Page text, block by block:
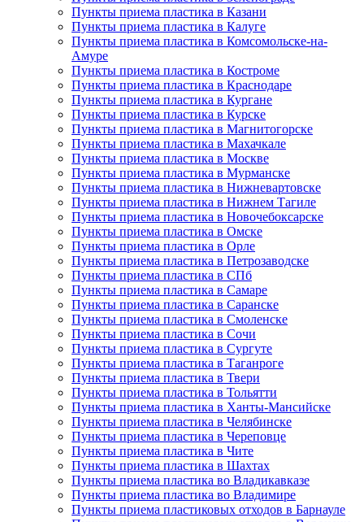
Пункты приема пластика в Казани
Пункты приема пластика в Калуге
Пункты приема пластика в Комсомольске-на-
Амуре
Пункты приема пластика в Костроме
Пункты приема пластика в Краснодаре
Пункты приема пластика в Кургане
Пункты приема пластика в Курске
Пункты приема пластика в Магнитогорске
Пункты приема пластика в Махачкале
Пункты приема пластика в Москве
Пункты приема пластика в Мурманске
Пункты приема пластика в Нижневартовске
Пункты приема пластика в Нижнем Тагиле
Пункты приема пластика в Новочебоксарске
Пункты приема пластика в Омске
Пункты приема пластика в Орле
Пункты приема пластика в Петрозаводске
Пункты приема пластика в СПб
Пункты приема пластика в Самаре
Пункты приема пластика в Саранске
Пункты приема пластика в Смоленске
Пункты приема пластика в Сочи
Пункты приема пластика в Сургуте
Пункты приема пластика в Таганроге
Пункты приема пластика в Твери
Пункты приема пластика в Тольятти
Пункты приема пластика в Ханты-Мансийске
Пункты приема пластика в Челябинске
Пункты приема пластика в Череповце
Пункты приема пластика в Чите
Пункты приема пластика в Шахтах
Пункты приема пластика во Владикавказе
Пункты приема пластика во Владимире
Пункты приема пластиковых отходов в Барнауле